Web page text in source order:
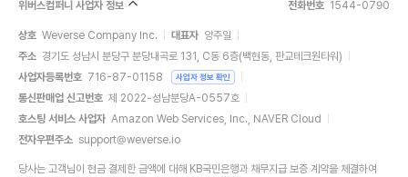
위버스컴퍼니 사업자 정보 전화번호 1544-0790
상호 Weverse Company Inc. 대표자 양주일
주소 경기도 성남시 분당구 분당내곡로 131, C동 6층(백현동, 판교테크원타워)
사업자등록번호 716-87-01158 사업자 정보 확인
통신판매업 신고번호 제 2022-성남분당A-0557호
호스팅 서비스 사업자 Amazon Web Services, Inc., NAVER Cloud
전자우편주소 support@weverse.io
당사는 고객님이 현금 결제한 금액에 대해 KB국민은행과 채무지급 보증 계약을 체결하여